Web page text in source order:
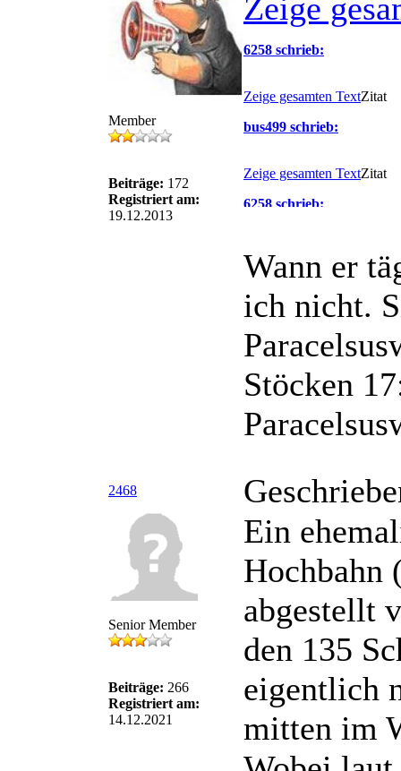
Member
Beiträge: 172
Registriert am:
19.12.2013
Zeige
6258 schrieb:
Zeige gesamten TextZitat
bus499 schrieb:
Zeige gesamten TextZitat
6258 schrieb:
H-B 1166 ist seit dem
Wann er
ich nicht.
Stöcken
2468
Senior Member
Beiträge: 266
Registriert am:
14.12.2021
Ein
Hochbahn
abgestellt
den 135
eigentlich
mitten im